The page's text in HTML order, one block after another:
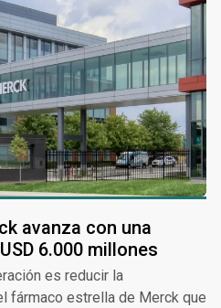
avanza con una
6.000 millones
es reducir la
fármaco estrella de Merck que